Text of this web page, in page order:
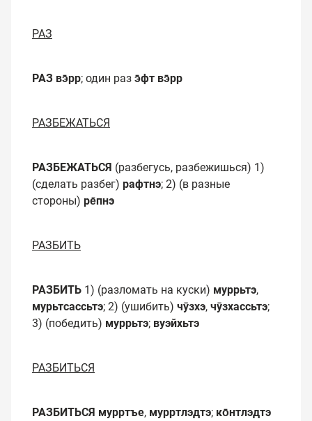
РАЗ
РАЗ вэ̄рр; один раз э̄фт вэ̄рр
РАЗБЕЖАТЬСЯ
РАЗБЕЖАТЬСЯ (разбегусь, разбежишься) 1)
(сде­лать разбег) рафтнэ; 2) (в разные
стороны) ре̄пнэ
РАЗБИТЬ
РАЗБИТЬ 1) (разломать на куски) муррьтэ,
мурьтсассьтэ; 2) (ушибить) чӯзхэ, чӯзхассьтэ;
3) (победить) муррьтэ; вуэйхьтэ
РАЗБИТЬСЯ
РАЗБИТЬСЯ мурртъе, мурртлэдтэ; ко̄нтлэдтэ